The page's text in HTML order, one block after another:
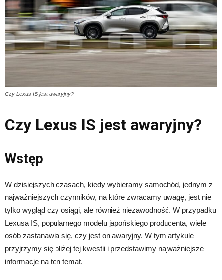
Czy Lexus IS jest awaryjny?
Czy Lexus IS jest awaryjny?
Wstęp
W dzisiejszych czasach, kiedy wybieramy samochód, jednym z
najważniejszych czynników, na które zwracamy uwagę, jest nie
tylko wygląd czy osiągi, ale również niezawodność. W przypadku
Lexusa IS, popularnego modelu japońskiego producenta, wiele
osób zastanawia się, czy jest on awaryjny. W tym artykule
przyjrzymy się bliżej tej kwestii i przedstawimy najważniejsze
informacje na ten temat.